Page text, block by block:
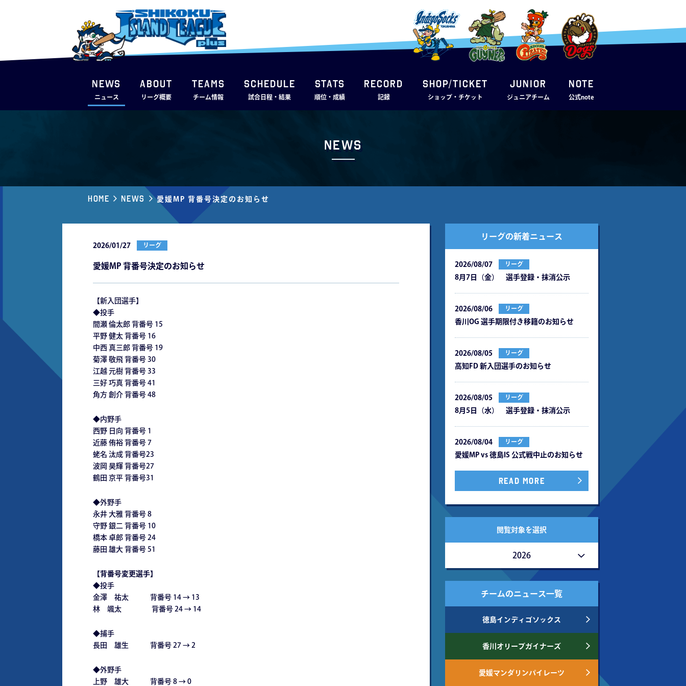
NEWS
ニュース
ABOUT
リーグ概要
TEAMS
チーム情報
SCHEDULE
試合日程・結果
STATS
順位・成績
RECORD
記録
SHOP/TICKET
ショップ・チケット
JUNIOR
ジュニアチーム
note
公式note
News
Home News 愛媛MP 背番号決定のお知らせ
2026/01/27 リーグ
愛媛MP 背番号決定のお知らせ
【新⼊団選⼿】
◆投⼿
間瀬 倫太郎 背番号 15
平野 健太 背番号 16
中⻄ 真三郎 背番号 19
菊澤 敬⾶ 背番号 30
江越 元樹 背番号 33
三好 巧真 背番号 41
⾓⽅ 創介 背番号 48
◆内野⼿
⻄野 ⽇向 背番号 1
近藤 侑裕 背番号 7
蛯名 汰成 背番号23
波岡 昊輝 背番号27
鶴⽥ 京平 背番号31
◆外野⼿
永井 ⼤雅 背番号 8
守野 銀⼆ 背番号 10
橋本 卓郎 背番号 24
藤⽥ 雄⼤ 背番号 51
【背番号変更選手】
◆投手
金澤 祐太 背番号 14 → 13
林 颯太 背番号 24 → 14
◆捕手
長田 雄生 背番号 27 → 2
◆外野手
上野 雄大 背番号 8 → 0
リーグの新着ニュース
2026/08/07 リーグ
8月7日（金） 選手登録・抹消公示
2026/08/06 リーグ
⾹川OG 選⼿期限付き移籍のお知らせ
2026/08/05 リーグ
⾼知FD 新⼊団選⼿のお知らせ
2026/08/05 リーグ
8月5日（水） 選手登録・抹消公示
2026/08/04 リーグ
愛媛MP vs 徳島IS 公式戦中⽌のお知らせ
READ MORE
閲覧対象を選択
2026
チームのニュース一覧
徳島インディゴソックス
香川オリーブガイナーズ
愛媛マンダリンパイレーツ